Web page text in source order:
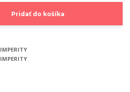
Pridať do košíka
IMPERITY
IMPERITY